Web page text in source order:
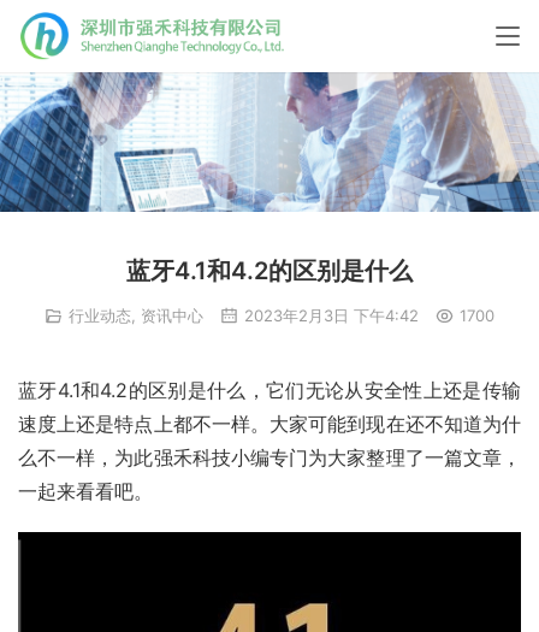
蓝牙4.1和4.2的区别是什么
行业动态 资讯中心 2023年2月3日 下午4:42 1700
蓝牙4.1和4.2的区别是什么，它们无论从安全性上还是传输
速度上还是特点上都不一样。大家可能到现在还不知道为什
么不一样，为此强禾科技小编专门为大家整理了一篇文章，
一起来看看吧。